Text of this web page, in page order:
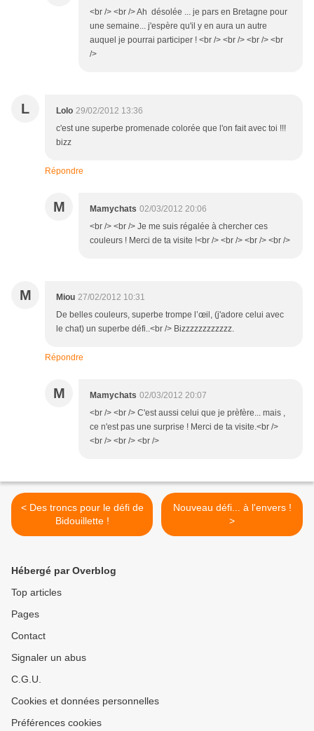
<br /> <br /> Ah désolée ... je pars en Bretagne pour
une semaine... j'espère qu'il y en aura un autre
auquel je pourrai participer ! <br /> <br /> <br /> <br
/>
L Lolo 29/02/2012 13:36
c'est une superbe promenade colorée que l'on fait avec toi !!!
bizz
Répondre
M Mamychats 02/03/2012 20:06
<br /> <br /> Je me suis régalée à chercher ces
couleurs ! Merci de ta visite !<br /> <br /> <br /> <br />
M Miou 27/02/2012 10:31
De belles couleurs, superbe trompe l’œil, (j'adore celui avec
le chat) un superbe défi..<br /> Bizzzzzzzzzzzz.
Répondre
M Mamychats 02/03/2012 20:07
<br /> <br /> C'est aussi celui que je prèfère... mais ,
ce n'est pas une surprise ! Merci de ta visite.<br />
<br /> <br /> <br />
< Des troncs pour le défi de
Bidouillette !
Nouveau défi... à l'envers !
>
Hébergé par Overblog
Top articles
Pages
Contact
Signaler un abus
C.G.U.
Cookies et données personnelles
Préférences cookies